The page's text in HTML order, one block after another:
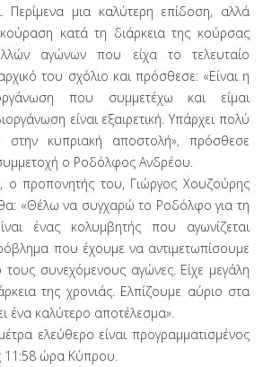
Περίμενα μια καλύτερη επίδοση, αλλά
κατά τη διάρκεια της κούρσας
αγώνων που είχα το τελευταίο
του σχόλιο και πρόσθεσε: «Είναι η
που συμμετέχω και είμαι
είναι εξαιρετική. Υπάρχει πολύ
κυπριακή αποστολή», πρόσθεσε
ο Ροδόλφος Ανδρέου.
προπονητής του, Γιώργος Χουζούρης
«Θέλω να συγχαρώ το Ροδόλφο για τη
ένας κολυμβητής που αγωνίζεται
που έχουμε να αντιμετωπίσουμε
συνεχόμενους αγώνες. Είχε μεγάλη
της χρονιάς. Ελπίζουμε αύριο στα
ένα καλύτερο αποτέλεσμα».
ελεύθερο είναι προγραμματισμένος
11:58 ώρα Κύπρου.